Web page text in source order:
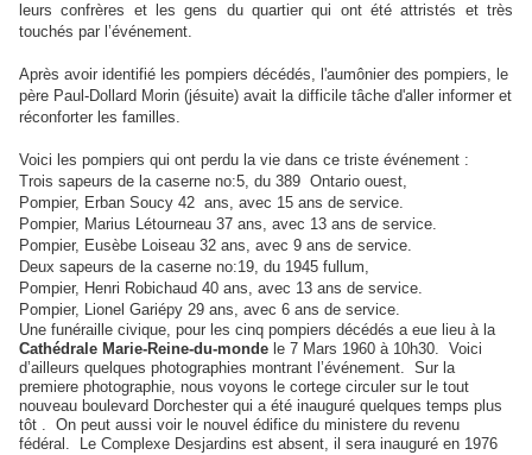
leurs confrères et les gens du quartier qui ont été attristés et très
touchés par l’événement.
Après avoir identifié les pompiers décédés, l'aumônier des pompiers, le
père Paul-Dollard Morin (jésuite) avait la difficile tâche d'aller informer et
réconforter les familles.
Voici les pompiers qui ont perdu la vie dans ce triste événement :
Trois sapeurs de la caserne no:5, du 389 Ontario ouest,
Pompier, Erban Soucy 42 ans, avec 15 ans de service.
Pompier, Marius Létourneau 37 ans, avec 13 ans de service.
Pompier, Eusèbe Loiseau 32 ans, avec 9 ans de service.
Deux sapeurs de la caserne no:19, du 1945 fullum,
Pompier, Henri Robichaud 40 ans, avec 13 ans de service.
Pompier, Lionel Gariépy 29 ans, avec 6 ans de service.
Une funéraille civique, pour les cinq pompiers décédés a eue lieu à la
Cathédrale Marie-Reine-du-monde le 7 Mars 1960 à 10h30. Voici
d’ailleurs quelques photographies montrant l’événement. Sur la
premiere photographie, nous voyons le cortege circuler sur le tout
nouveau boulevard Dorchester qui a été inauguré quelques temps plus
tôt . On peut aussi voir le nouvel édifice du ministere du revenu
fédéral. Le Complexe Desjardins est absent, il sera inauguré en 1976